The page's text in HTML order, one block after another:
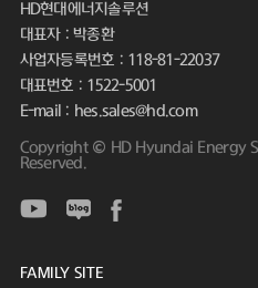
HD현대에너지솔루션
대표자 : 박종환
사업자등록번호 : 118-81-22037
대표번호 : 1522-5001
E-mail : hes.sales@hd.com
Copyright © HD Hyundai Energy
Reserved.